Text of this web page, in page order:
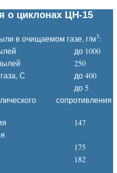
о циклонах ЦН-15
в очищаемом газе, г/м3:
до 1000
250
С
до 400
до 5
сопротивления
147
175
182